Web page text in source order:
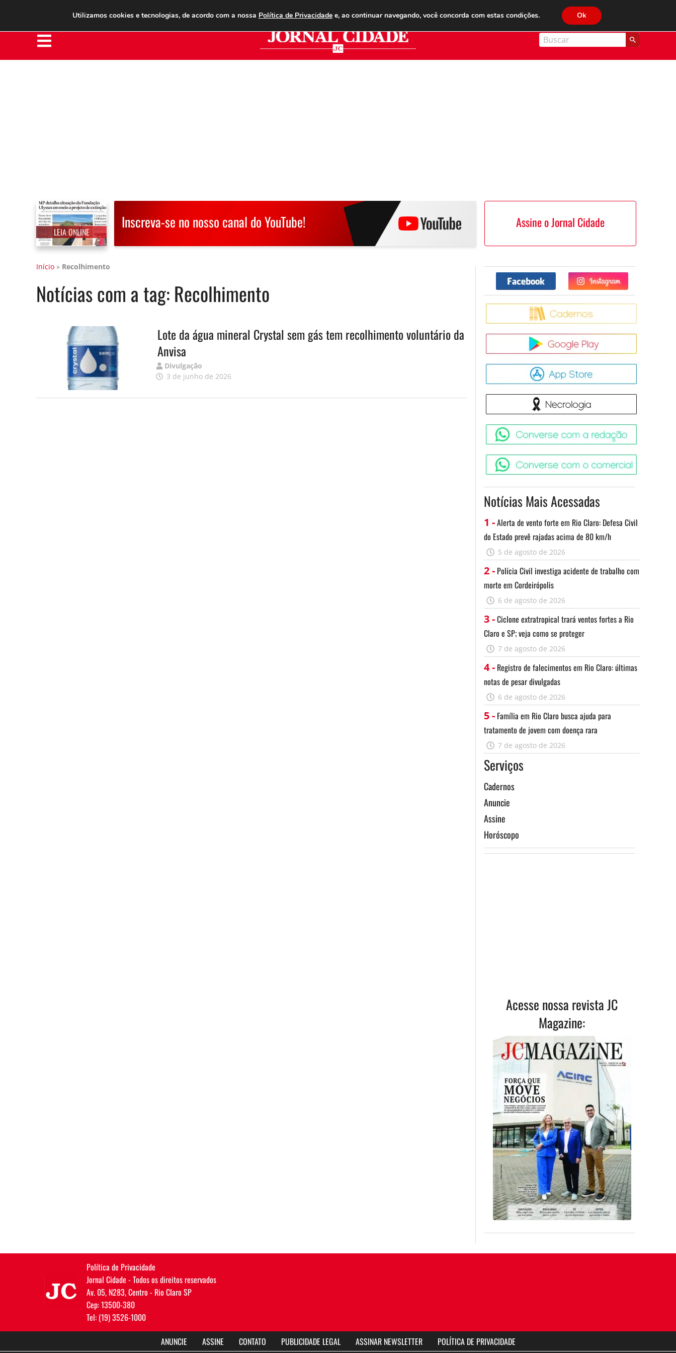
Clube do Assinante Área do Assinante ANUNCIE ASSINE CONTATO PUBLICIDADE LEGAL JC FM 89.1
LEIA ONLINE
Inscreva-se no nosso canal do YouTube! Assine o Jornal Cidade
Início » Recolhimento
Notícias com a tag:Recolhimento
Lote da água mineral Crystal sem gás tem recolhimento voluntário da
Anvisa
Publicado
por
Divulgação
3 de junho de 2026
Facebook Twitter
Notícias Mais Acessadas
1 -Alerta de vento forte em Rio Claro: Defesa Civil
do Estado prevê rajadas acima de 80 km/h
5 de agosto de 2026
2 - Polícia Civil investiga acidente de trabalho com
morte em Cordeirópolis
6 de agosto de 2026
3 -Ciclone extratropical trará ventos fortes a Rio
Claro e SP; veja como se proteger
7 de agosto de 2026
4 - Registro de falecimentos em Rio Claro: últimas
notas de pesar divulgadas
6 de agosto de 2026
5 - Família em Rio Claro busca ajuda para
tratamento de jovem com doença rara
7 de agosto de 2026
Serviços
Cadernos
Anuncie
Assine
Horóscopo
Acesse nossa revista JC
Magazine:
JC
Política de Privacidade
Jornal Cidade - Todos os direitos reservados
Av. 05, N283, Centro - Rio Claro SP
Cep: 13500-380
Tel: (19) 3526-1000
ANUNCIE
ASSINE CONTATO PUBLICIDADE LEGAL ASSINAR NEWSLETTER POLÍTICA DE PRIVACIDADE
Utilizamos cookies e tecnologias, de acordo com a nossa Política de Privacidadee, ao continuar navegando, você concorda com estas condições. Ok